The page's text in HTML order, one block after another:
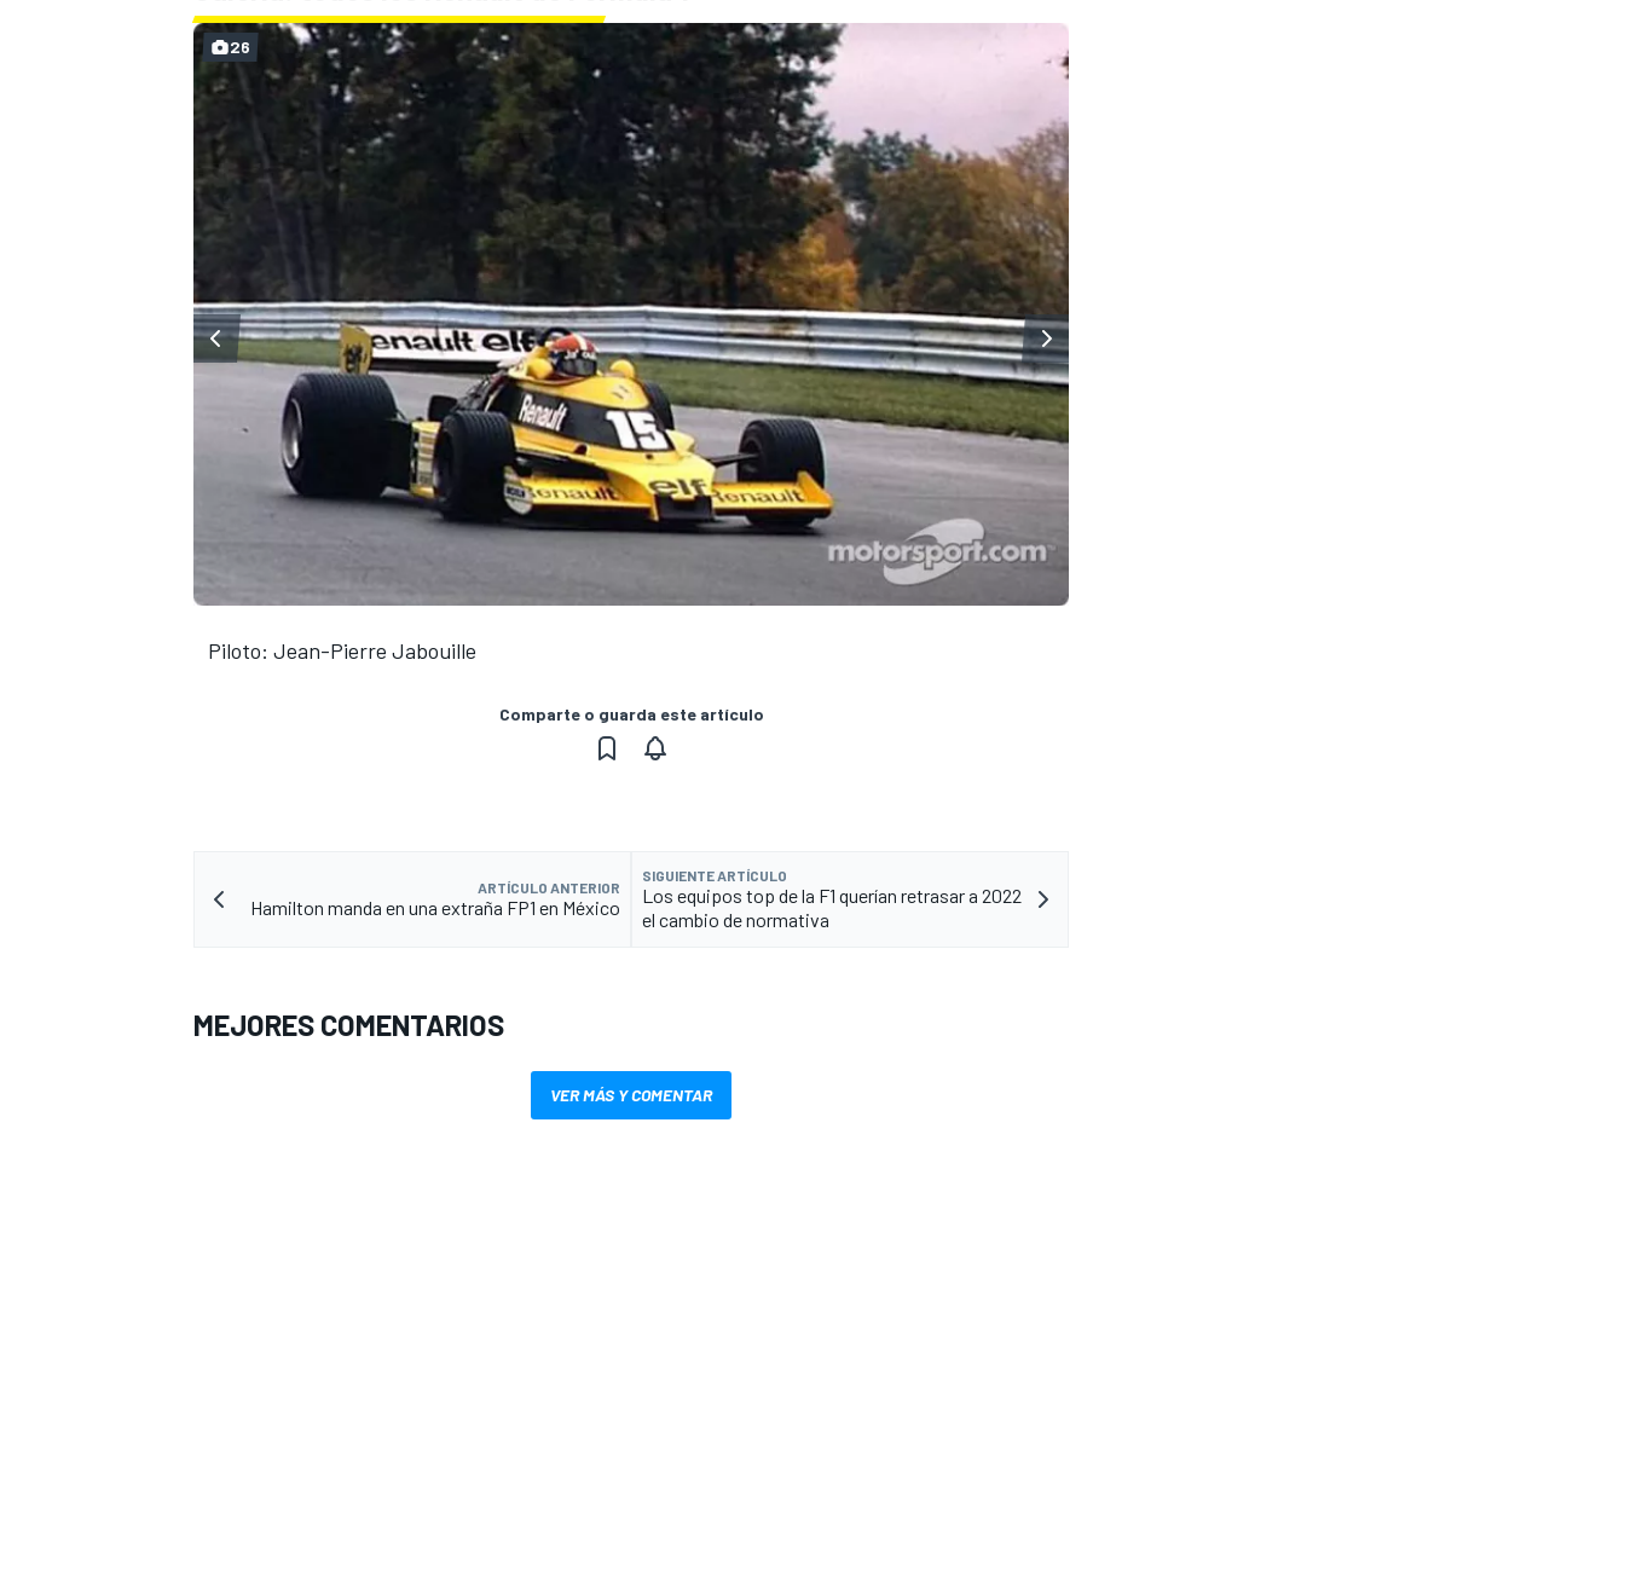
Piloto: Jean-Pierre Jabouille
26
Comparte o guarda este artículo
ARTÍCULO ANTERIOR
Hamilton manda en una extraña FP1 en México
SIGUIENTE ARTÍCULO
Los equipos top de la F1 querían retrasar a 2022
el cambio de normativa
MEJORES COMENTARIOS
VER MÁS Y COMENTAR